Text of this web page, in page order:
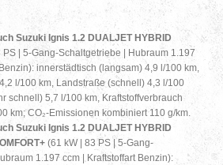
Suzuki Ignis 1.2 DUALJET HYBRID
PS | 5-Gang-Schaltgetriebe | Hubraum 1.197
innerstädtisch (langsam) 4,9 l/100 km,
l/100 km, Landstraße (schnell) 4,3 l/100
schnell) 5,7 l/100 km, Kraftstoffverbrauch
km; CO₂-Emissionen kombiniert 110 g/km.
Suzuki Ignis 1.2 DUALJET HYBRID
(61 kW | 83 PS | 5-Gang-
1.197 ccm | Kraftstoffart Benzin):